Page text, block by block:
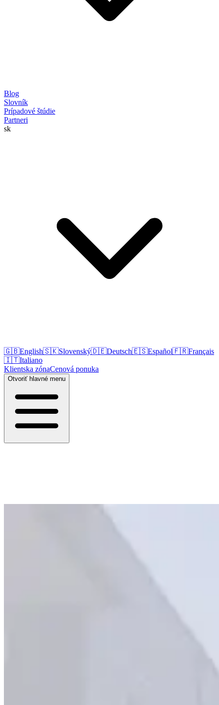
Blog
Slovník
Prípadové štúdie
Partneri
sk
🇬🇧English🇸🇰Slovenský🇩🇪Deutsch🇪🇸Español🇫🇷Français
🇮🇹Italiano
Klientska zónaCenová ponuka
Otvoriť hlavné menu